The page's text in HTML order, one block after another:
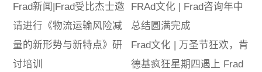
Frad新闻|Frad受比杰士邀
请进行《物流运输风险减
量的新形势与新特点》研
讨培训
FRAd文化 | Frad咨询年中
总结圆满完成
Frad文化 | 万圣节狂欢，肯
德基疯狂星期四遇上 Frad